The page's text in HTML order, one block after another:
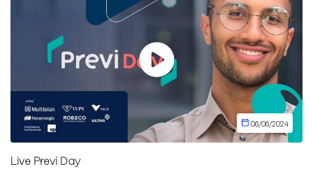
06/06/2024
Live Previ Day